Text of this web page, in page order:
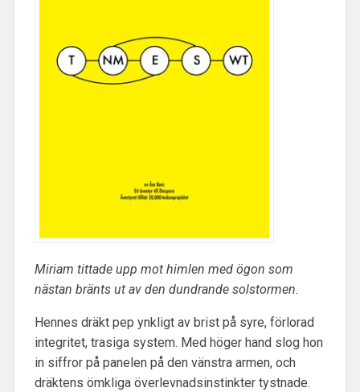
Miriam tittade upp mot himlen med ögon som
nästan bränts ut av den dundrande solstormen.
Hennes dräkt pep ynkligt av brist på syre, förlorad
integritet, trasiga system. Med höger hand slog hon
in siffror på panelen på den vänstra armen, och
dräktens ömkliga överlevnadsinstinkter tystnade.